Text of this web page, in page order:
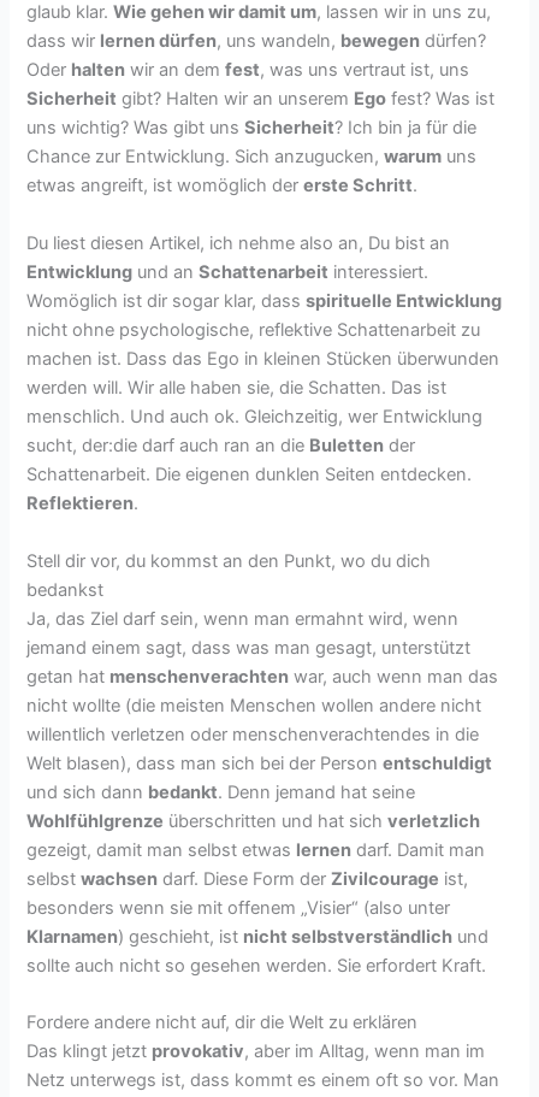
glaub klar.Wie gehen wir damit um, lassen wir in uns zu,
dass wir lernen dürfen, uns wandeln, bewegen dürfen?
Oder halten wir an demfest, was uns vertraut ist, uns
Sicherheit gibt? Halten wir an unserem Ego fest? Was ist
uns wichtig? Was gibt unsSicherheit? Ich bin ja für die
Chance zur Entwicklung. Sich anzugucken,warum uns
etwas angreift, ist womöglich dererste Schritt.
Du liest diesen Artikel, ich nehme also an, Du bist an
Entwicklung und anSchattenarbeit interessiert.
Womöglich ist dir sogar klar, dassspirituelle Entwicklung
nicht ohne psychologische, reflektive Schattenarbeit zu
machen ist. Dass das Ego in kleinen Stücken überwunden
werden will. Wir alle haben sie, die Schatten. Das ist
menschlich. Und auch ok. Gleichzeitig, wer Entwicklung
sucht, der:die darf auch ran an die Buletten der
Schattenarbeit. Die eigenen dunklen Seiten entdecken.
Reflektieren.
Stell dir vor, du kommst an den Punkt, wo du dich
bedankst
Ja, das Ziel darf sein, wenn man ermahnt wird, wenn
jemand einem sagt, dass was man gesagt, unterstützt
getan hat menschenverachten war, auch wenn man das
nicht wollte (die meisten Menschen wollen andere nicht
willentlich verletzen oder menschenverachtendes in die
Welt blasen), dass man sich bei der Personentschuldigt
und sich dann bedankt. Denn jemand hat seine
Wohlfühlgrenze überschritten und hat sichverletzlich
gezeigt, damit man selbst etwas lernen darf. Damit man
selbstwachsen darf. Diese Form derZivilcourage ist,
besonders wenn sie mit offenem „Visier“ (also unter
Klarnamen) geschieht, ist nicht selbstverständlich und
sollte auch nicht so gesehen werden. Sie erfordert Kraft.
Fordere andere nicht auf, dir die Welt zu erklären
Das klingt jetzt provokativ, aber im Alltag, wenn man im
Netz unterwegs ist, dass kommt es einem oft so vor. Man